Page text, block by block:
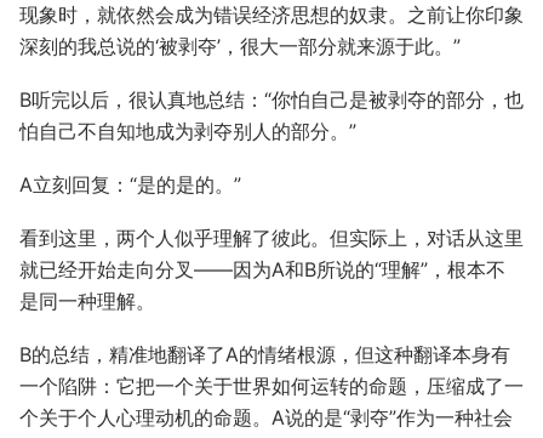
现象时，就依然会成为错误经济思想的奴隶。之前让你印象
深刻的我总说的‘被剥夺’，很大一部分就来源于此。”
B听完以后，很认真地总结：“你怕自己是被剥夺的部分，也
怕自己不自知地成为剥夺别人的部分。”
A立刻回复：“是的是的。”
看到这里，两个人似乎理解了彼此。但实际上，对话从这里
就已经开始走向分叉——因为A和B所说的“理解”，根本不
是同一种理解。
B的总结，精准地翻译了A的情绪根源，但这种翻译本身有
一个陷阱：它把一个关于世界如何运转的命题，压缩成了一
个关于个人心理动机的命题。A说的是“剥夺”作为一种社会